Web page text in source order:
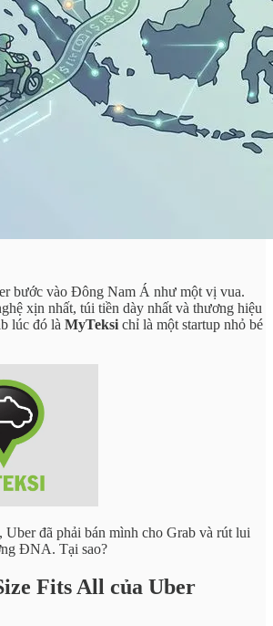
bước vào Đông Nam Á như một vị vua.
xịn nhất, túi tiền dày nhất và thương hiệu
lúc đó là MyTeksi chỉ là một startup nhỏ bé
Uber đã phải bán mình cho Grab và rút lui
ĐNA. Tại sao?
Fits All của Uber